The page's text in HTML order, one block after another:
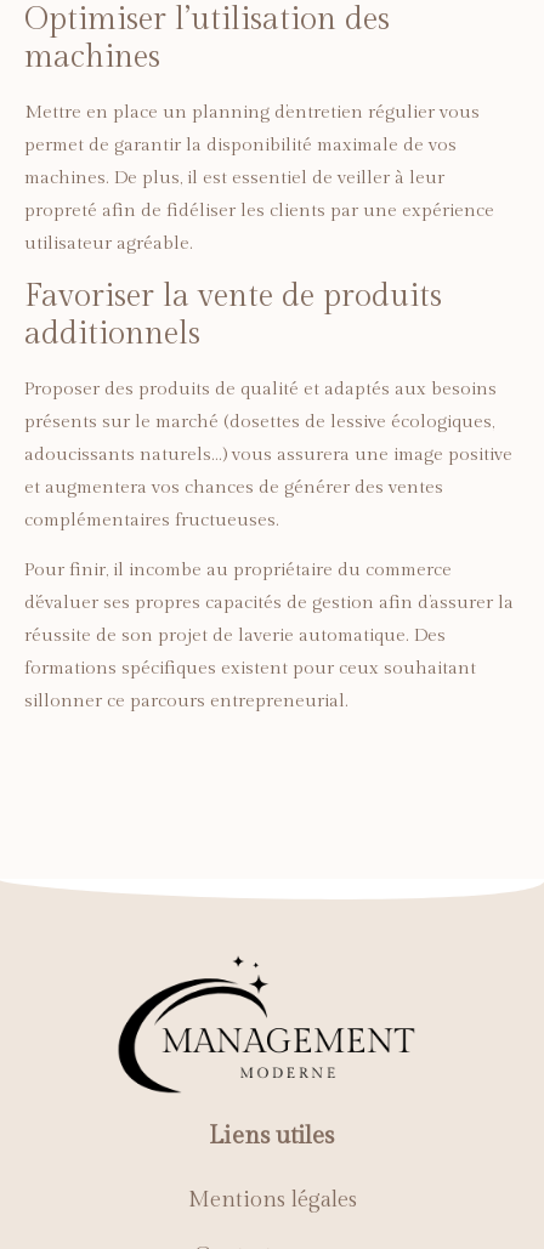
Optimiser l’utilisation des
machines
Mettre en place un planning d’entretien régulier vous
permet de garantir la disponibilité maximale de vos
machines. De plus, il est essentiel de veiller à leur
propreté afin de fidéliser les clients par une expérience
utilisateur agréable.
Favoriser la vente de produits
additionnels
Proposer des produits de qualité et adaptés aux besoins
présents sur le marché (dosettes de lessive écologiques,
adoucissants naturels…) vous assurera une image positive
et augmentera vos chances de générer des ventes
complémentaires fructueuses.
Pour finir, il incombe au propriétaire du commerce
d’évaluer ses propres capacités de gestion afin d’assurer la
réussite de son projet de laverie automatique. Des
formations spécifiques existent pour ceux souhaitant
sillonner ce parcours entrepreneurial.
Liens utiles
Mentions légales